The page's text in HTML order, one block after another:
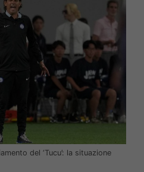
del ‘Tucu’: la situazione